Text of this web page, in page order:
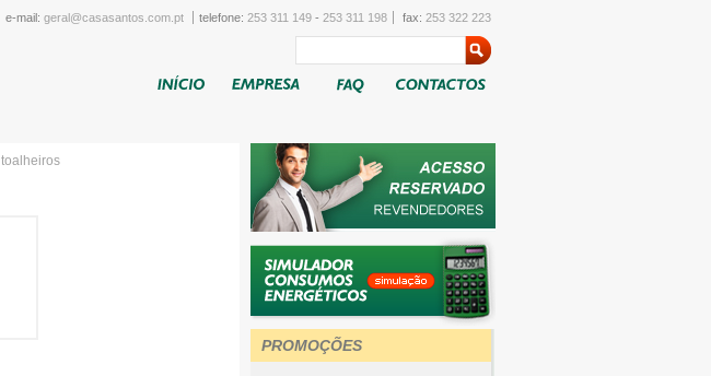
e-mail: geral@casasantos.com.pt telefone: 253 311 149 - 253 311 198 fax: 253 322 223
toalheiros
PROMOÇÕES